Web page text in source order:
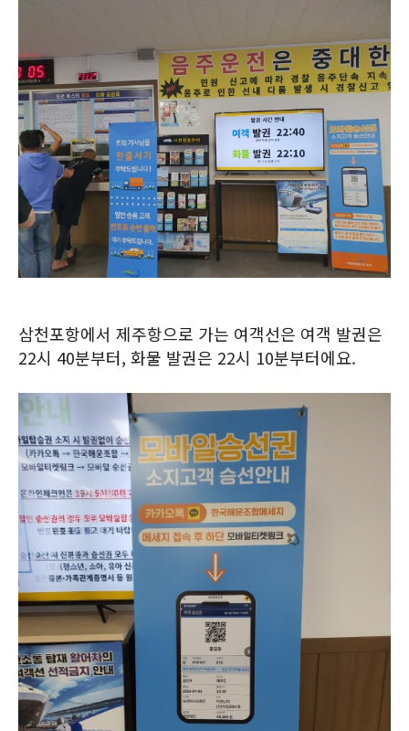
삼천포항에서 제주항으로 가는 여객선은 여객 발권은
22시 40분부터, 화물 발권은 22시 10분부터에요.